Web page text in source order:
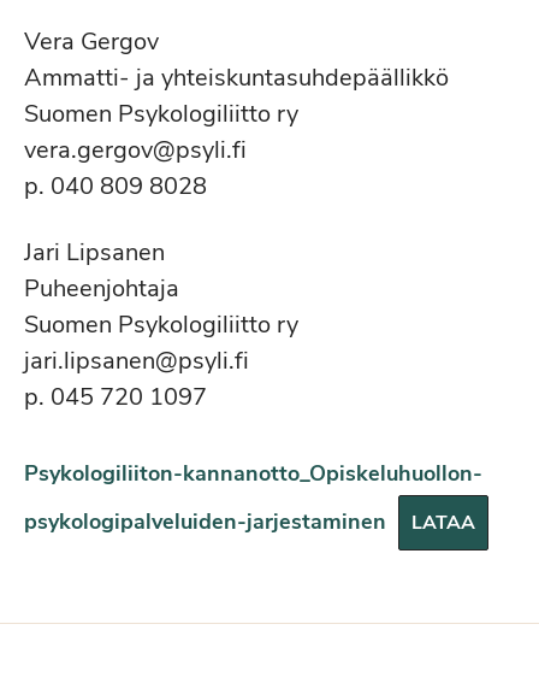
Vera Gergov
Ammatti- ja yhteiskuntasuhdepäällikkö
Suomen Psykologiliitto ry
vera.gergov@psyli.fi
p. 040 809 8028
Jari Lipsanen
Puheenjohtaja
Suomen Psykologiliitto ry
jari.lipsanen@psyli.fi
p. 045 720 1097
Psykologiliiton-kannanotto_Opiskeluhuollon-
psykologipalveluiden-jarjestaminen
LATAA